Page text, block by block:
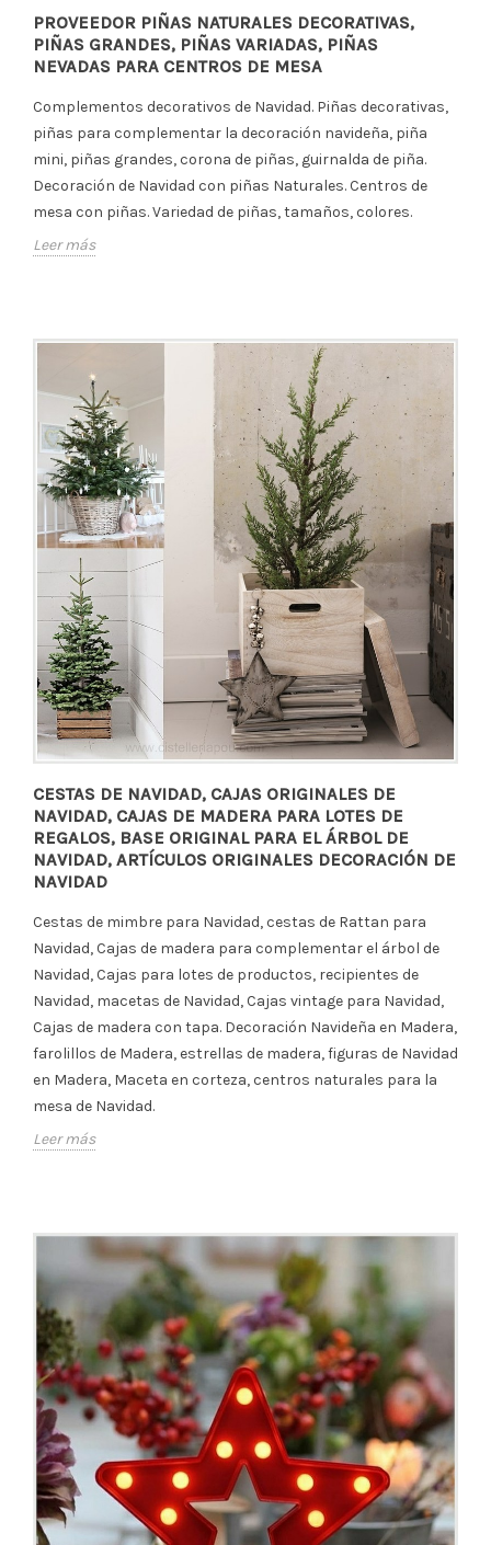
PROVEEDOR PIÑAS NATURALES DECORATIVAS,
PIÑAS GRANDES, PIÑAS VARIADAS, PIÑAS
NEVADAS PARA CENTROS DE MESA
Complementos decorativos de Navidad. Piñas decorativas,
piñas para complementar la decoración navideña, piña
mini, piñas grandes, corona de piñas, guirnalda de piña.
Decoración de Navidad con piñas Naturales. Centros de
mesa con piñas. Variedad de piñas, tamaños, colores.
Leer más
CESTAS DE NAVIDAD, CAJAS ORIGINALES DE
NAVIDAD, CAJAS DE MADERA PARA LOTES DE
REGALOS, BASE ORIGINAL PARA EL ÁRBOL DE
NAVIDAD, ARTÍCULOS ORIGINALES DECORACIÓN DE
NAVIDAD
Cestas de mimbre para Navidad, cestas de Rattan para
Navidad, Cajas de madera para complementar el árbol de
Navidad, Cajas para lotes de productos, recipientes de
Navidad, macetas de Navidad, Cajas vintage para Navidad,
Cajas de madera con tapa. Decoración Navideña en Madera,
farolillos de Madera, estrellas de madera, figuras de Navidad
en Madera, Maceta en corteza, centros naturales para la
mesa de Navidad.
Leer más